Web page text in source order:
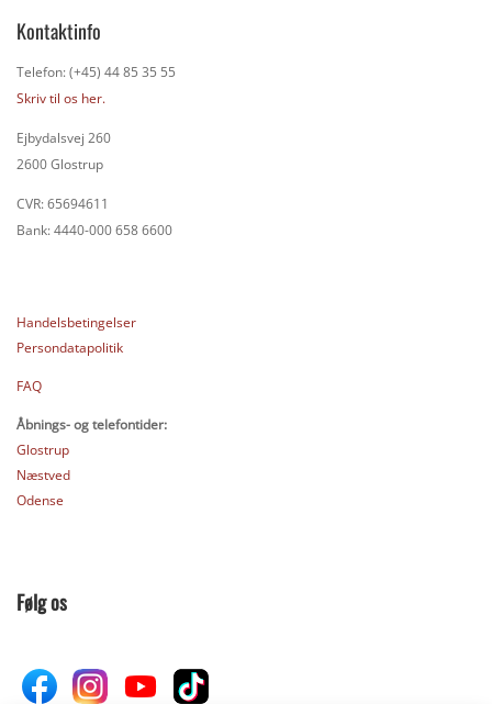
Kontaktinfo
Telefon: (+45) 44 85 35 55
Skriv til os her.
Ejbydalsvej 260
2600 Glostrup
CVR: 65694611
Bank: 4440-000 658 6600
Handelsbetingelser
Persondatapolitik
FAQ
Åbnings- og telefontider:
Glostrup
Næstved
Odense
Følg os